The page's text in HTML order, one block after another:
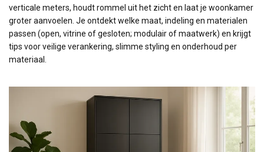
verticale meters, houdt rommel uit het zicht en laat je woonkamer
groter aanvoelen. Je ontdekt welke maat, indeling en materialen
passen (open, vitrine of gesloten; modulair of maatwerk) en krijgt
tips voor veilige verankering, slimme styling en onderhoud per
materiaal.